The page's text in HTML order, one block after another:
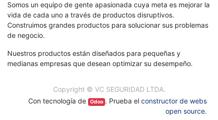
Somos un equipo de gente apasionada cuya meta es mejorar la
vida de cada uno a través de productos disruptivos.
Construimos grandes productos para solucionar sus problemas
de negocio.
Nuestros productos están diseñados para pequeñas y
medianas empresas que desean optimizar su desempeño.
Copyright © VC SEGURIDAD LTDA.
Con tecnología de
Odoo . Prueba el constructor de webs
open source.